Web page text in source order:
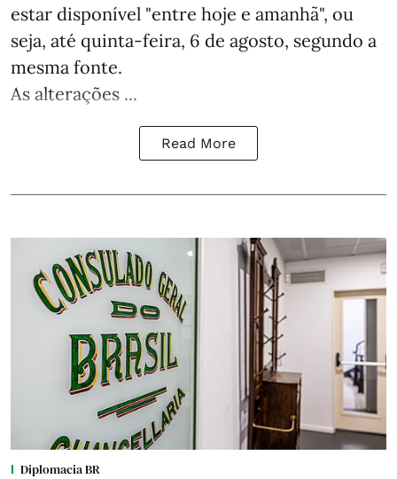
estar disponível "entre hoje e amanhã", ou
seja, até quinta-feira, 6 de agosto, segundo a
mesma fonte.
As alterações ...
Read More
Diplomacia BR